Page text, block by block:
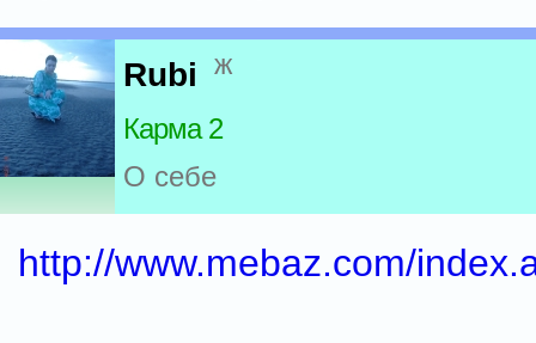
Rubi ж
Карма 2
О себе
http://www.mebaz.com/